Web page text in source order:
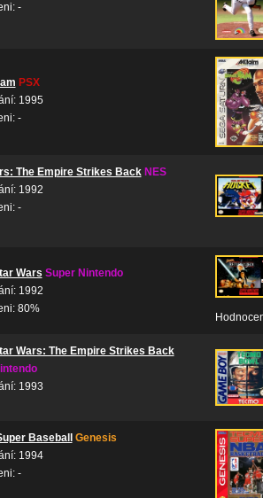
-
PSX
1995
-
The Empire Strikes Back NES
1992
-
Wars Super Nintendo
1992
80%
Wars: The Empire Strikes Back
1993
Baseball
Genesis
1994
-